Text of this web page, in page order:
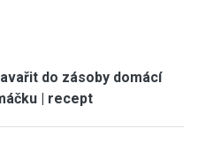
do zásoby domácí
| recept